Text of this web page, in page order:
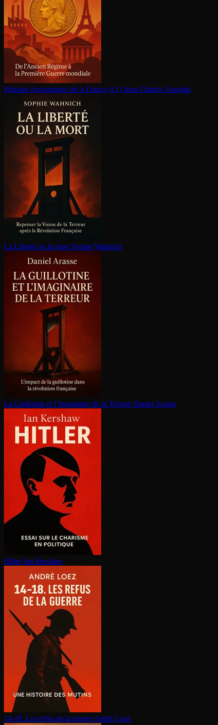
Histoire économique de la France (t.1) Jean-Charles Asselain
La Liberté ou la mort Sophie Wahnich
La Guillotine et l’imaginaire de la Terreur Daniel Arasse
Hitler Ian Kershaw
14-18. Les refus de la guerre André Loez